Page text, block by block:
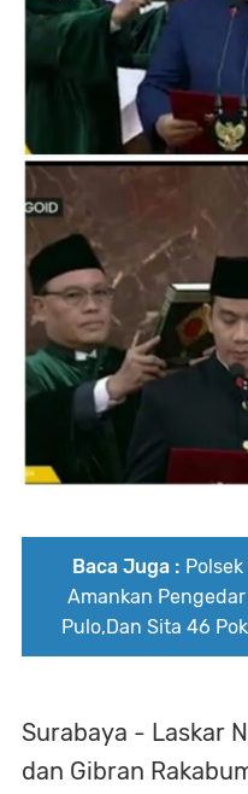
Baca Juga :
Amankan
Pulo,Dan Sita 46
Surabaya - Laskar
dan Gibran